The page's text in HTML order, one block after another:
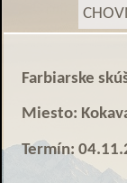
Farbiarske
Miesto:
Termín: